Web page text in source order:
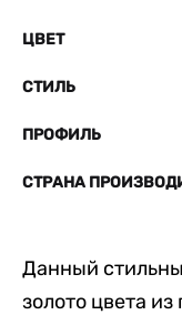
ЦВЕТ
СТИЛЬ
ПРОФИЛЬ
СТРАНА
Данный
золото цвета